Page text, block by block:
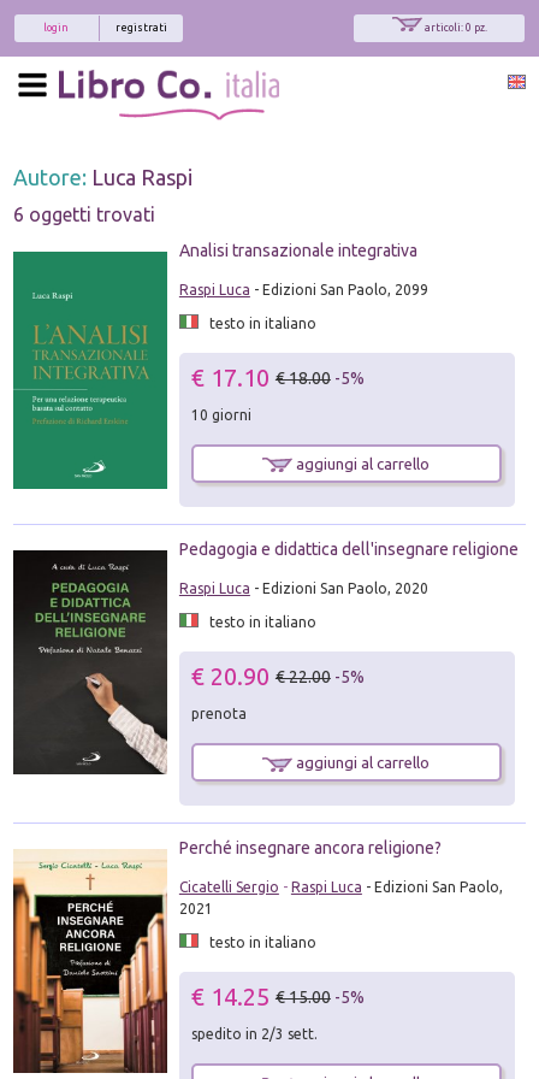
articoli: 0 pz.
registrati
login
Autore: Luca Raspi
6 oggetti trovati
Analisi transazionale integrativa
Raspi Luca - Edizioni San Paolo, 2099
testo in italiano
€ 17.10 € 18.00 -5%
10 giorni
aggiungi al carrello
Pedagogia e didattica dell'insegnare religione
Raspi Luca - Edizioni San Paolo, 2020
testo in italiano
€ 20.90 € 22.00 -5%
prenota
aggiungi al carrello
Perché insegnare ancora religione?
Cicatelli Sergio - Raspi Luca - Edizioni San Paolo,
2021
testo in italiano
€ 14.25 € 15.00 -5%
spedito in 2/3 sett.